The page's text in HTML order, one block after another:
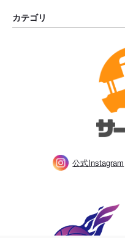
公式Instagram
カテゴリ